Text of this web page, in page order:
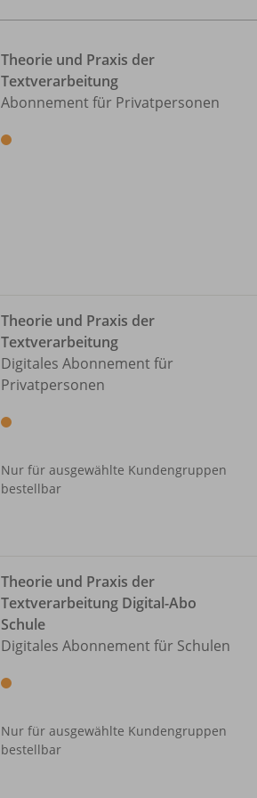
Theorie und Praxis der
Textverarbeitung
Abonnement für Privatpersonen
Theorie und Praxis der
Textverarbeitung
Digitales Abonnement für
Privatpersonen
Nur für ausgewählte Kundengruppen
bestellbar
Theorie und Praxis der
Textverarbeitung Digital-Abo
Schule
Digitales Abonnement für Schulen
Nur für ausgewählte Kundengruppen
bestellbar